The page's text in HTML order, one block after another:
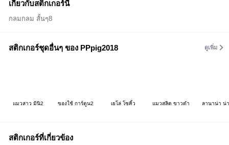
เกี่ยวกับสติกเกอร์นี้
กลมกลม สั้นๆ8
สติกเกอร์ชุดอื่นๆ ของ PPpig2018 ดูเพิ่ม
แมวสาว มินิ2 ของใช้ การ์ตูน2 เยโล่ โซคิ้ว แมวสลิด ขาวดำ ลานาน่า น่
สติกเกอร์ที่เกี่ยวข้อง